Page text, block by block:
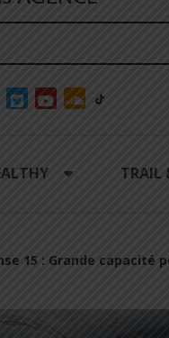
TRAIL
15 : Grande capacité